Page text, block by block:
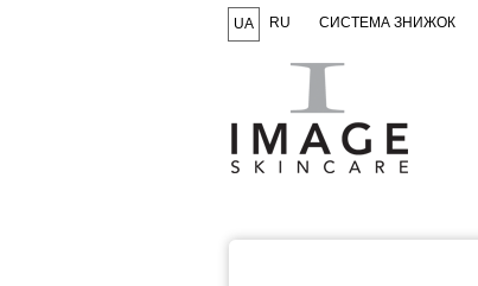
UA RU СИСТЕМА ЗНИЖОК